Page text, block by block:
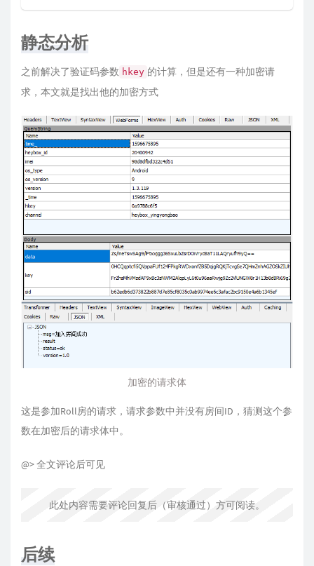
静态分析
之前解决了验证码参数 hkey 的计算，但是还有一种加密请
求，本文就是找出他的加密方式
加密的请求体
这是参加Roll房的请求，请求参数中并没有房间ID，猜测这个参
数在加密后的请求体中。
@> 全文评论后可见
此处内容需要评论回复后（审核通过）方可阅读。
后续